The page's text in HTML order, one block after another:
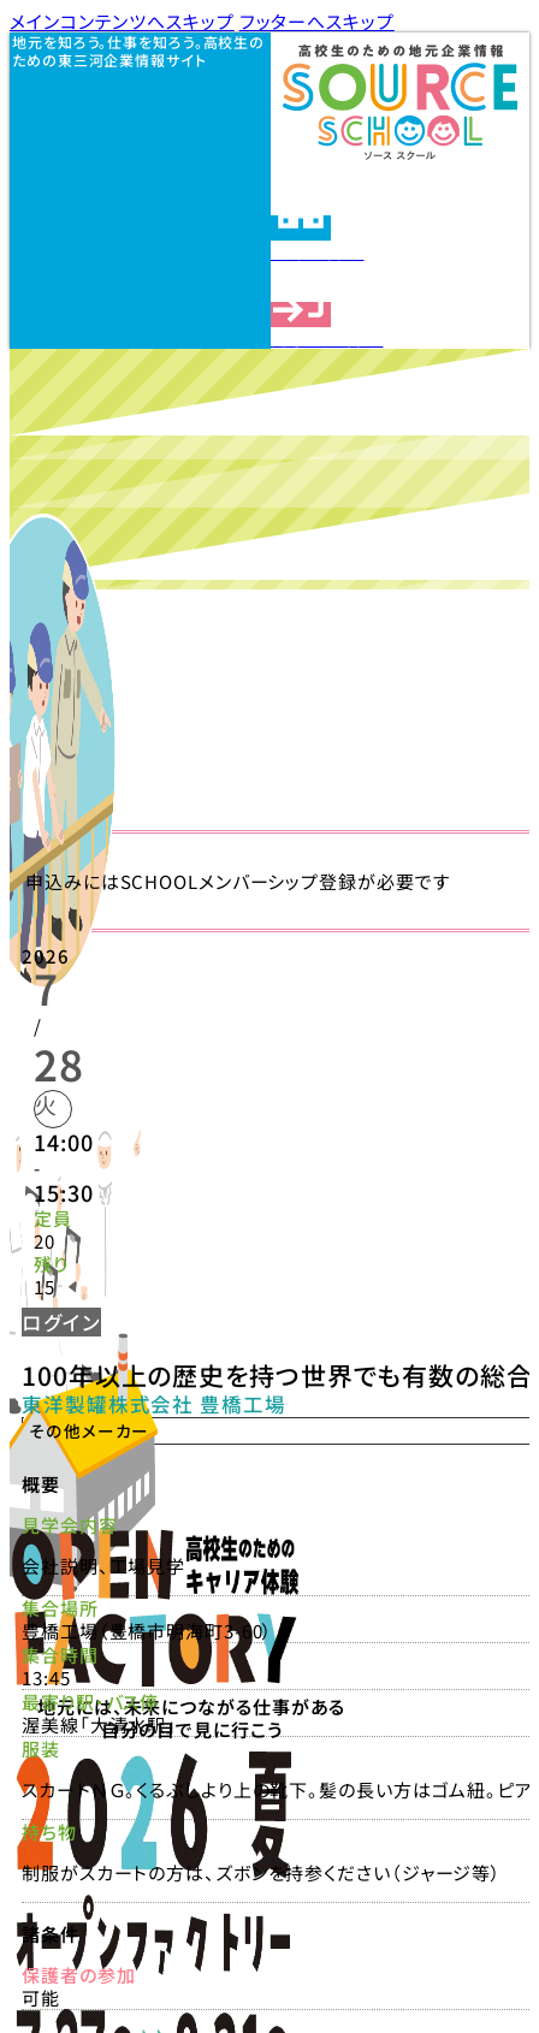
メインコンテンツへスキップ フッターへスキップ
地元を知ろう。仕事を知ろう。高校生の
ための東三河企業情報サイト
地元には、未来につながる仕事がある
自分の目で見に行こう
申込みにはSCHOOLメンバーシップ登録が必要です
2026
7
/
28
火
14:00
-
15:30
定員
20
残り
15
ログイン
100年以上の歴史を持つ世界でも有数の総
東洋製罐株式会社 豊橋工場
その他メーカー
概要
見学会内容
会社説明、工場見学
集合場所
豊橋工場（豊橋市明海町3-60）
集合時間
13:45
最寄り駅・バス停
渥美線「大清水駅」
服装
スカートＮＧ。くるぶしより上の靴下。髪の長い方はゴム紐。ピ
持ち物
制服がスカートの方は、ズボンを持参ください（ジャージ等）
諸条件
保護者の参加
可能